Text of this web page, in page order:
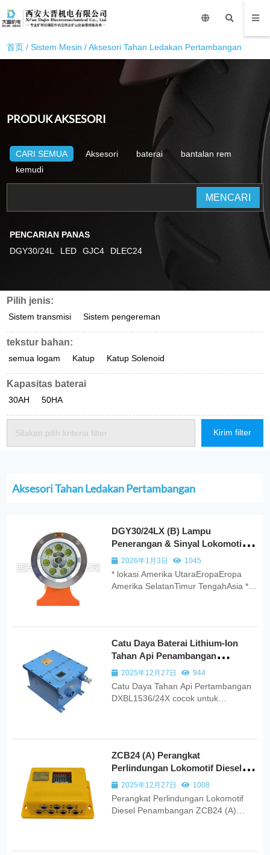
首页 /Sistem Mesin /Aksesori Tahan Ledakan Pertambangan
PRODUK AKSESORI
CARI SEMUA Aksesori baterai
bantalan rem
kemudi
MENCARI
PENCARIAN PANAS
DGY30/24L
LED GJC4 DLEC24
Pilih jenis:
Sistem transmisi Sistem pengereman
tekstur bahan:
semua logam Katup Katup Solenoid
Kapasitas baterai
30AH 50HA
Silakan pilih kriteria filter Kirim filter
Aksesori Tahan Ledakan Pertambangan
DGY30/24LX (B) Lampu
Penerangan & Sinyal Lokomotif
Penambangan Tahan Api
2026年1月3日 1045
* lokasi Amerika UtaraEropaEropa
Amerika SelatanTimur TengahAsia *
dan penjagaan Tujuan survei dan
pemetaan The Mining Flamepro...
Catu Daya Baterai Lithium-Ion
Tahan Api Penambangan
DXBL2560/25.6Q
2025年12月27日 944
Catu Daya Tahan Api Pertambangan
DXBL1536/24X cocok untuk
batu bara.
ZCB24 (A) Perangkat
Perlindungan Lokomotif Diesel
Penambangan
2025年12月27日 1008
Perangkat Perlindungan Lokomotif
Diesel Penambangan ZCB24 (A)